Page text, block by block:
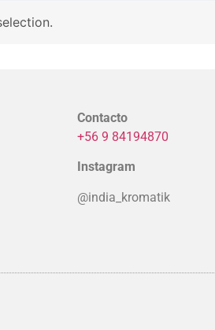
Contacto
+56 9 84194870
Instagram
@india_kromatik